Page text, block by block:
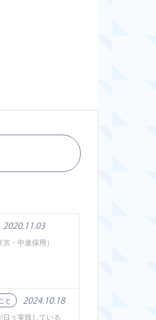
2020.11.03
・中途採用）
と
2024.10.18
日々実践している